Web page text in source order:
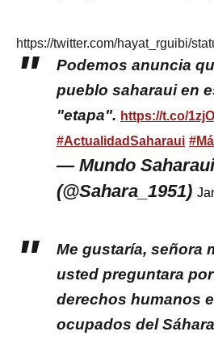
https://twitter.com/hayat_rguibi/
Podemos anuncia
pueblo saharaui en
"etapa". https://t.co/
#ActualidadSaharaui
— Mundo
(@Sahara_1951)
Me gustaría, señora
usted preguntara
derechos humanos
ocupados del